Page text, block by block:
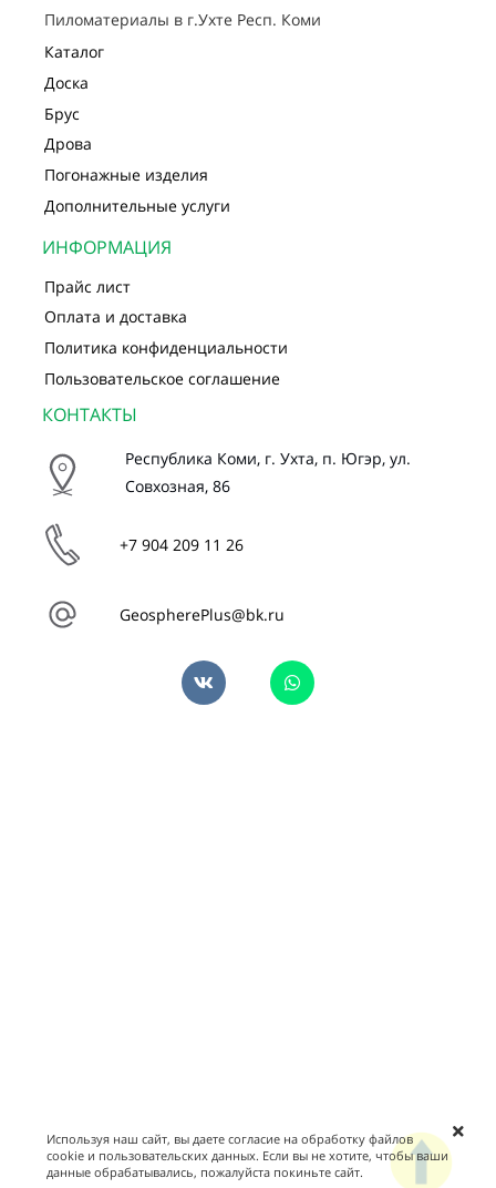
Пиломатериалы в г.Ухте Респ. Коми
Каталог
Доска
Брус
Дрова
Погонажные изделия
Дополнительные услуги
ИНФОРМАЦИЯ
Прайс лист
Оплата и доставка
Политика конфиденциальности
Пользовательское соглашение
КОНТАКТЫ
Республика Коми, г. Ухта, п. Югэр, ул.
Совхозная, 86
+7 904 209 11 26
GeospherePlus@bk.ru
Используя наш сайт, вы даете согласие на обработку файлов
cookie и пользовательских данных. Если вы не хотите, чтобы ваши
данные обрабатывались, пожалуйста покиньте сайт.